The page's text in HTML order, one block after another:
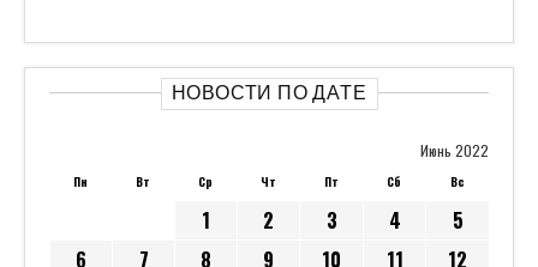
НОВОСТИ ПО ДАТЕ
Июнь 2022
Пн Вт Ср Чт Пт Сб Вс
1 2 3 4
5
6
7 8 9 10 11
12